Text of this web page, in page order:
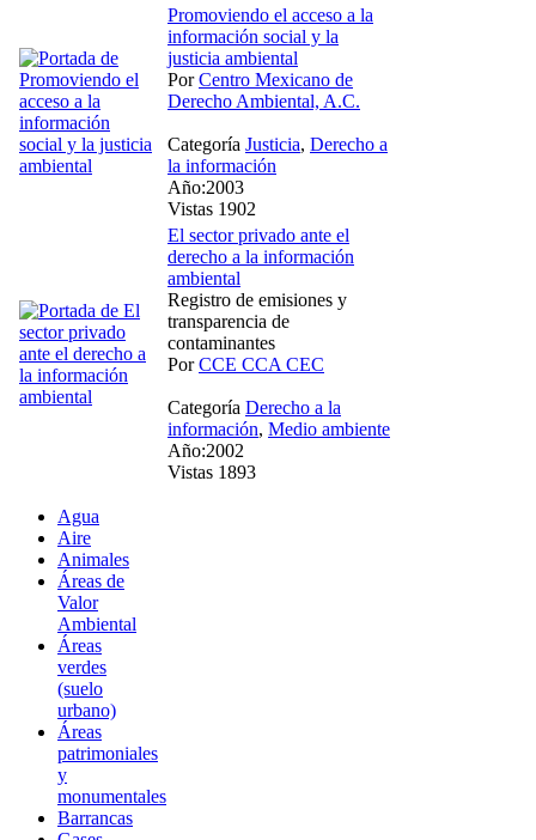
Promoviendo el acceso a la
información social y la
justicia ambiental
PorCentro Mexicano de
Derecho Ambiental, A.C.
Categoría Justicia, Derecho a
la información
Año:2003
Vistas 1902
El sector privado ante el
derecho a la información
ambiental
Registro de emisiones y
transparencia de
contaminantes
PorCCE CCA CEC
Categoría Derecho a la
información, Medio ambiente
Año:2002
Vistas 1893
Agua
Aire
Animales
Áreas de
Valor
Ambiental
Áreas
verdes
(suelo
urbano)
Áreas
patrimoniales
y
monumentales
Barrancas